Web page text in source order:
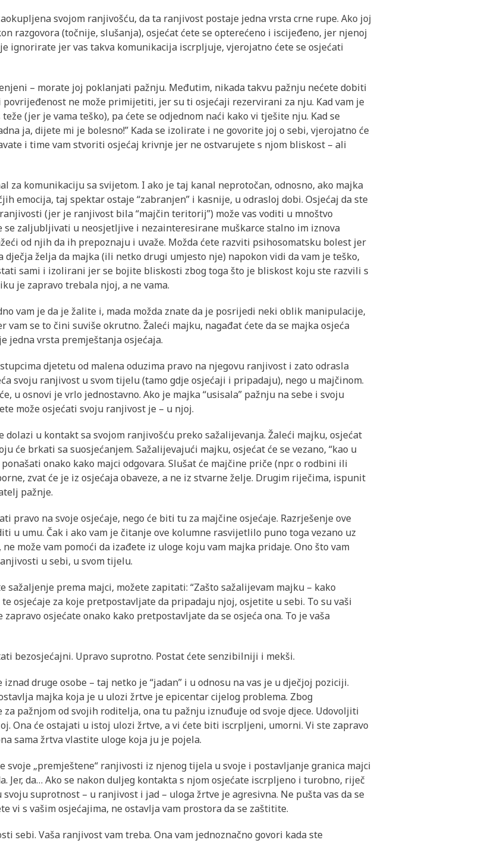
svojom ranjivošću, da ta ranjivost postaje jedna vrsta crne rupe. Ako joj
razgovora (točnije, slušanja), osjećat ćete se opterećeno i iscijeđeno, jer njenoj
ignorirate jer vas takva komunikacija iscrpljuje, vjerojatno ćete se osjećati
– morate joj poklanjati pažnju. Međutim, nikada takvu pažnju nećete dobiti
ne može primijetiti, jer su ti osjećaji rezervirani za nju. Kad vam je
(jer je vama teško), pa ćete se odjednom naći kako vi tješite nju. Kad se
ja, dijete mi je bolesno!” Kada se izolirate i ne govorite joj o sebi, vjerojatno će
i time vam stvoriti osjećaj krivnje jer ne ostvarujete s njom bliskost – ali
za komunikaciju sa svijetom. I ako je taj kanal neprotočan, odnosno, ako majka
emocija, taj spektar ostaje “zabranjen” i kasnije, u odrasloj dobi. Osjećaj da ste
(jer je ranjivost bila “majčin teritorij”) može vas voditi u mnoštvo
se zaljubljivati u neosjetljive i nezainteresirane muškarce stalno im iznova
od njih da ih prepoznaju i uvaže. Možda ćete razviti psihosomatsku bolest jer
dječja želja da majka (ili netko drugi umjesto nje) napokon vidi da vam je teško,
sami i izolirani jer se bojite bliskosti zbog toga što je bliskost koju ste razvili s
je zapravo trebala njoj, a ne vama.
vam je da je žalite i, mada možda znate da je posrijedi neki oblik manipulacije,
vam se to čini suviše okrutno. Žaleći majku, nagađat ćete da se majka osjeća
jedna vrsta premještanja osjećaja.
djetetu od malena oduzima pravo na njegovu ranjivost i zato odrasla
svoju ranjivost u svom tijelu (tamo gdje osjećaji i pripadaju), nego u majčinom.
u osnovi je vrlo jednostavno. Ako je majka “usisala” pažnju na sebe i svoju
može osjećati svoju ranjivost je – u njoj.
dolazi u kontakt sa svojom ranjivošću preko sažalijevanja. Žaleći majku, osjećat
će brkati sa suosjećanjem. Sažalijevajući majku, osjećat će se vezano, “kao u
onako kako majci odgovara. Slušat će majčine priče (npr. o rodbini ili
zvat će je iz osjećaja obaveze, a ne iz stvarne želje. Drugim riječima, ispunit
pažnje.
pravo na svoje osjećaje, nego će biti tu za majčine osjećaje. Razrješenje ove
u umu. Čak i ako vam je čitanje ove kolumne rasvijetlilo puno toga vezano uz
može vam pomoći da izađete iz uloge koju vam majka pridaje. Ono što vam
u sebi, u svom tijelu.
sažaljenje prema majci, možete zapitati: “Zašto sažalijevam majku – kako
te osjećaje za koje pretpostavljate da pripadaju njoj, osjetite u sebi. To su vaši
zapravo osjećate onako kako pretpostavljate da se osjeća ona. To je vaša
bezosjećajni. Upravo suprotno. Postat ćete senzibilniji i mekši.
druge osobe – taj netko je “jadan” i u odnosu na vas je u dječjoj poziciji.
majka koja je u ulozi žrtve je epicentar cijelog problema. Zbog
pažnjom od svojih roditelja, ona tu pažnju iznuđuje od svoje djece. Udovoljiti
Ona će ostajati u istoj ulozi žrtve, a vi ćete biti iscrpljeni, umorni. Vi ste zapravo
sama žrtva vlastite uloge koja ju je pojela.
svoje „premještene“ ranjivosti iz njenog tijela u svoje i postavljanje granica majci
Jer, da… Ako se nakon duljeg kontakta s njom osjećate iscrpljeno i turobno, riječ
suprotnost – u ranjivost i jad – uloga žrtve je agresivna. Ne pušta vas da se
vi s vašim osjećajima, ne ostavlja vam prostora da se zaštitite.
sebi. Vaša ranjivost vam treba. Ona vam jednoznačno govori kada ste